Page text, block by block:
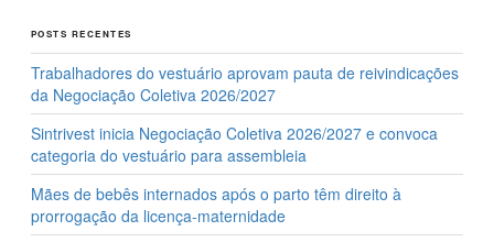
POSTS RECENTES
Trabalhadores do vestuário aprovam pauta de reivindicações
da Negociação Coletiva 2026/2027
Sintrivest inicia Negociação Coletiva 2026/2027 e convoca
categoria do vestuário para assembleia
Mães de bebês internados após o parto têm direito à
prorrogação da licença-maternidade